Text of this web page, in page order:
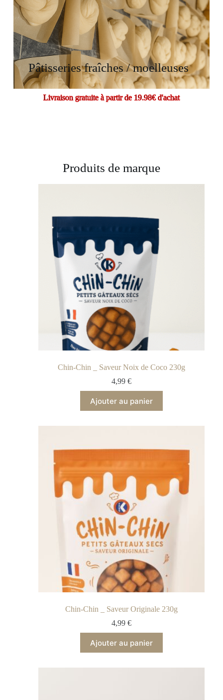
Pâtisseries fraîches / moelleuses
Livraison gratuite à partir de 19.98€ d'achat
Produits de marque
Chin-Chin _ Saveur Noix de Coco 230g
4,99 €
Ajouter au panier
Chin-Chin _ Saveur Originale 230g
4,99 €
Ajouter au panier